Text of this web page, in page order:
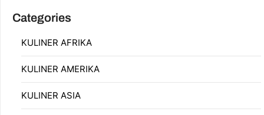
Categories
KULINER AFRIKA
KULINER AMERIKA
KULINER ASIA